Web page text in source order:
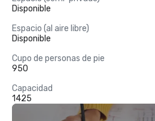
Disponible
Espacio (al aire libre)
Disponible
Cupo de personas de pie
950
Capacidad
1425